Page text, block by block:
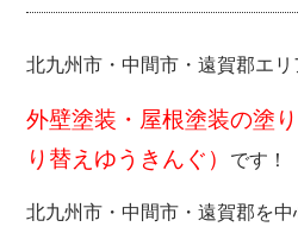
北九州市・中間市・遠賀郡エリ
外壁塗装・屋根塗装の塗
り替えゆうきんぐ）
です！
北九州市・中間市・遠賀郡を